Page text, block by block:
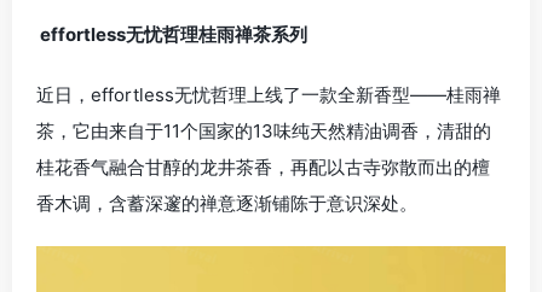
effortless无忧哲理桂雨禅茶系列
近日，effortless无忧哲理上线了一款全新香型——桂雨禅
茶，它由来自于11个国家的13味纯天然精油调香，清甜的
桂花香气融合甘醇的龙井茶香，再配以古寺弥散而出的檀
香木调，含蓄深邃的禅意逐渐铺陈于意识深处。